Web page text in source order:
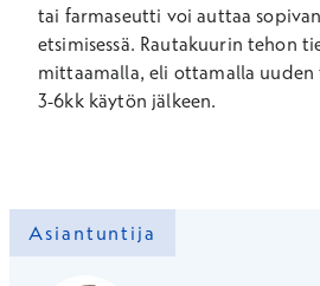
tai farmaseutti voi auttaa
etsimisessä. Rautakuurin tehon
mittaamalla, eli ottamalla
3-6kk käytön jälkeen.
Asiantuntija